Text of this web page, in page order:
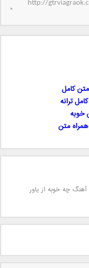
کامل
ترانه
خوبه
متن
آهنگ چه خوبه از یاور